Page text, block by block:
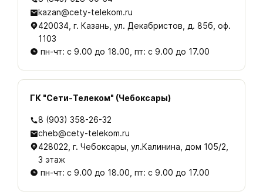
kazan@cety-telekom.ru
420034, г. Казань, ул. Декабристов, д. 85б, оф.
1103
пн-чт: с 9.00 до 18.00, пт: с 9.00 до 17.00
ГК "Сети-Телеком" (Чебоксары)
8 (903) 358-26-32
cheb@cety-telekom.ru
428022, г. Чебоксары, ул.Калинина, дом 105/2,
3 этаж
пн-чт: с 9.00 до 18.00, пт: с 9.00 до 17.00